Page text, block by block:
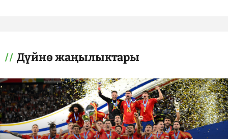
Дүйнө жаңылыктары